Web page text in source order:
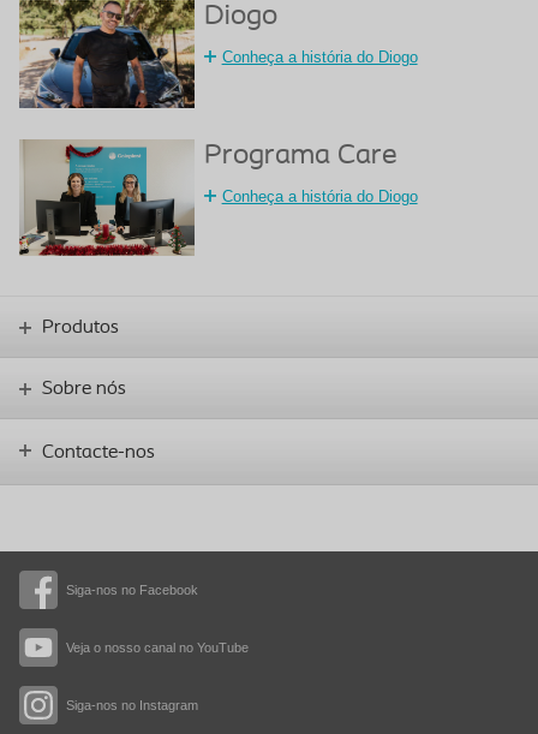
Diogo
Conheça a história do Diogo
Programa Care
Conheça a história do Diogo
Siga-nos no Facebook
Veja o nosso canal no YouTube
Siga-nos no Instagram
Produtos
Sobre nós
Contacte-nos